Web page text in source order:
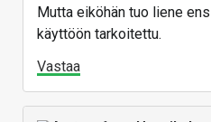
Mutta eiköhän tuo liene
käyttöön tarkoitettu.
Vastaa